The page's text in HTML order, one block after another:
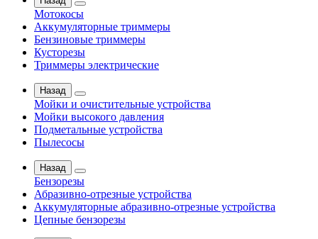
Мотокосы
Аккумуляторные триммеры
Бензиновые триммеры
Кусторезы
Триммеры электрические
Назад
Мойки и очистительные устройства
Мойки высокого давления
Подметальные устройства
Пылесосы
Назад
Бензорезы
Абразивно-отрезные устройства
Аккумуляторные абразивно-отрезные устройства
Цепные бензорезы